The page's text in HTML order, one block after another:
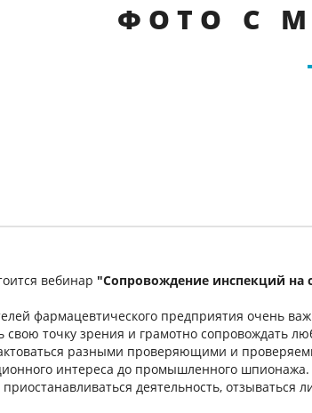
ФОТО С
вебинар "Сопровождение инспекций на
фармацевтического предприятия очень
свою точку зрения и грамотно
разными проверяющими и
интереса до промышленного
деятельность,